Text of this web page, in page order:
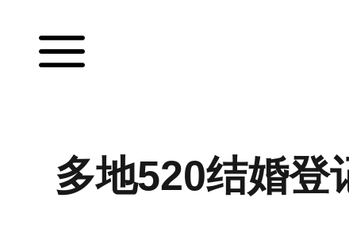
多地520结婚登